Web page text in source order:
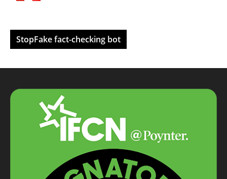
StopFake fact-checking bot